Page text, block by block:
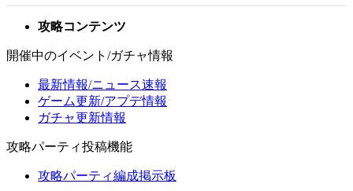
攻略コンテンツ
開催中のイベント/ガチャ情報
最新情報/ニュース速報
ゲーム更新/アプデ情報
ガチャ更新情報
攻略パーティ投稿機能
攻略パーティ編成掲示板